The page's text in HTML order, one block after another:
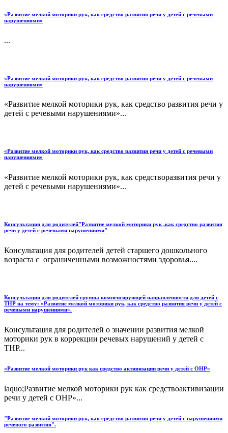
«Развитие мелкой моторики рук, как средство развития речи у детей с речевыми
нарушениями»
...
«Развитие мелкой моторики рук, как средство развития речи у детей с речевыми
нарушениями»
«Развитие мелкой моторики рук, как средство развития речи у
детей с речевыми нарушениями»...
«Развитие мелкой моторики рук, как средство развития речи у детей с речевыми
нарушениями»
«Развитие мелкой моторики рук, как средстворазвития речи у
детей с речевыми нарушениями»...
Консультация для родителей"Развитие мелкой моторики рук ,как средство развития
речи у детей с речевыми нарушениями"
Консультация для родителей детей старшего дошкольного
возраста с ограниченными возможностями здоровья....
Консультация для родителей группы компенсирующей направленности для детей с
ТНР на тему: «Развитие мелкой моторики рук, как средство развития речи у детей с
речевыми нарушениями».
Консультация для родителей о значении развития мелкой
моторики рук в коррекции речевых нарушений у детей с
ТНР...
«Развитие мелкой моторики рук как средство активизации речи у детей с ОНР»
laquo;Развитие мелкой моторики рук как средствоактивизации
речи у детей с ОНР»...
"Развитие мелкой моторики рук, как средство развития речи у детей с нарушениями
речевого развития".